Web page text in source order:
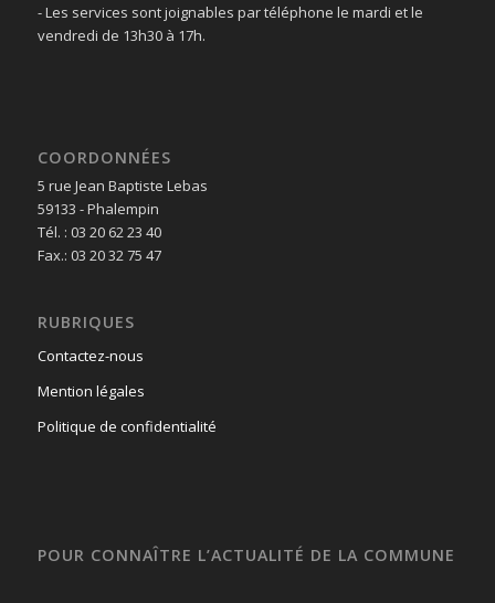
- Les services sont joignables par téléphone le mardi et le
vendredi de 13h30 à 17h.
COORDONNÉES
5 rue Jean Baptiste Lebas
59133 - Phalempin
Tél. : 03 20 62 23 40
Fax.: 03 20 32 75 47
RUBRIQUES
Contactez-nous
Mention légales
Politique de confidentialité
POUR CONNAÎTRE L’ACTUALITÉ DE LA COMMUNE